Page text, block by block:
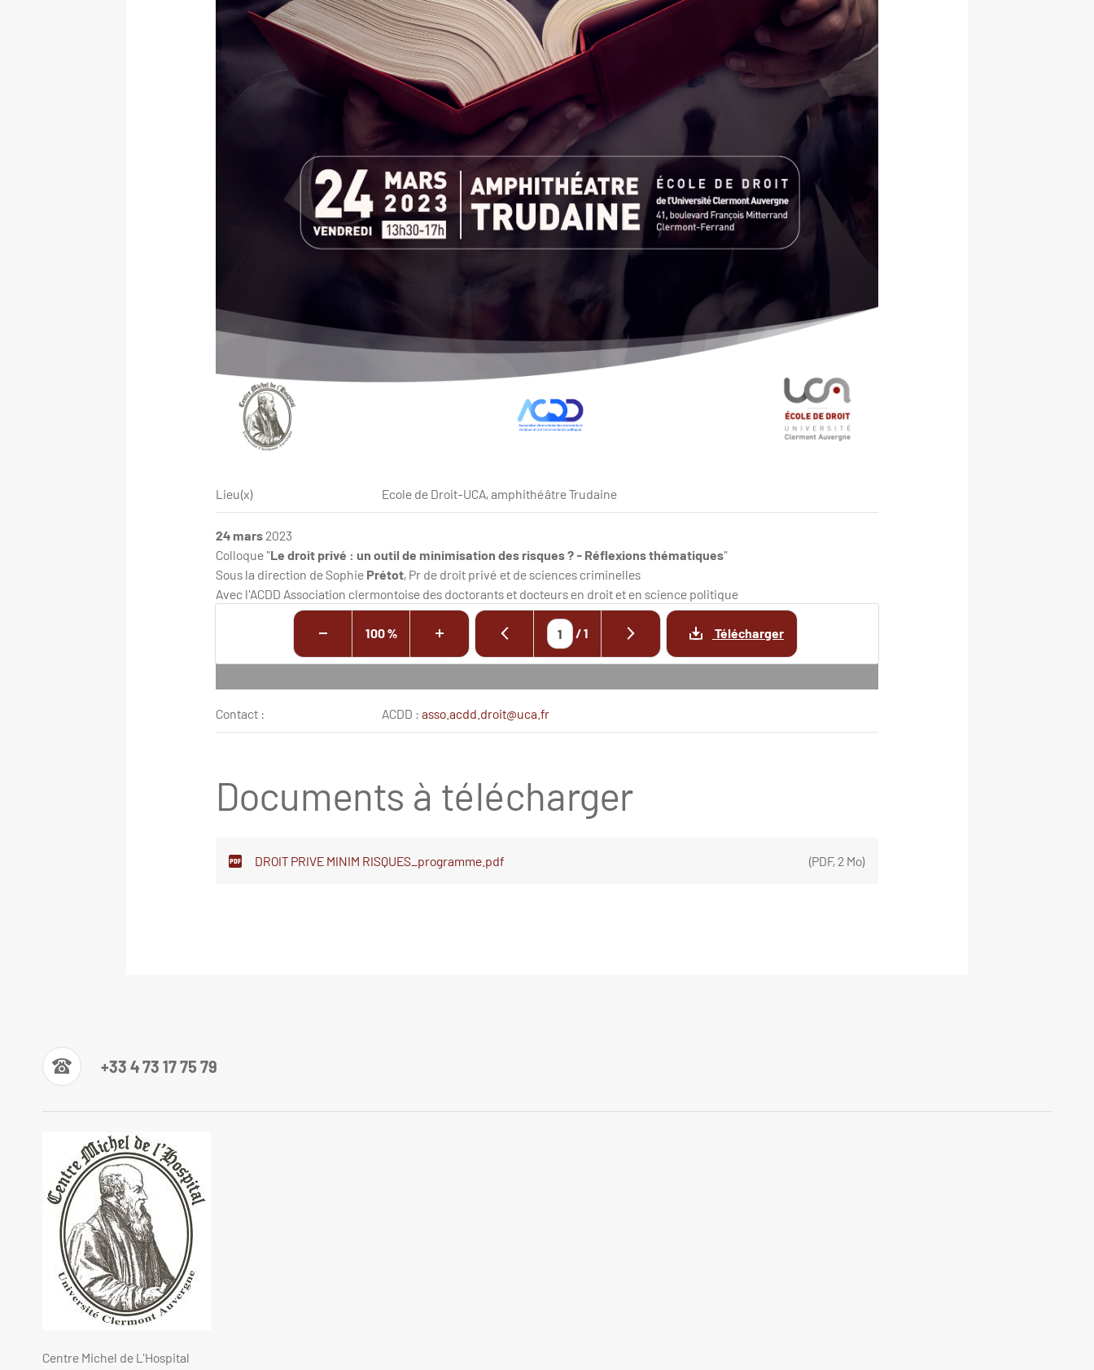
Lieu(x) Ecole de Droit-UCA, amphithéâtre Trudaine
24 mars2023
Colloque "Le droit privé : un outil de minimisation des risques ? - Réflexions thématiques"
Sous la direction de Sophie Prétot, Pr de droit privé et de sciences criminelles
Avec l'ACDD Association clermontoise des doctorants et docteurs en droit et en science politique
100 % /1 Télécharger
Contact : ACDD : asso.acdd.droit@uca.fr
Documents à télécharger
DROIT PRIVE MINIM RISQUES_programme.pdf (PDF,2 Mo)
+33 4 73 17 75 79
Centre Michel de L'Hospital